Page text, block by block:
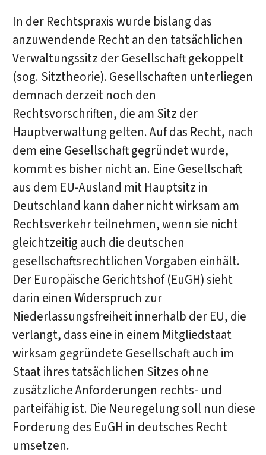
In der Rechtspraxis wurde bislang das
anzuwendende Recht an den tatsächlichen
Verwaltungssitz der Gesellschaft gekoppelt
(sog. Sitztheorie). Gesellschaften unterliegen
demnach derzeit noch den
Rechtsvorschriften, die am Sitz der
Hauptverwaltung gelten. Auf das Recht, nach
dem eine Gesellschaft gegründet wurde,
kommt es bisher nicht an. Eine Gesellschaft
aus dem EU-Ausland mit Hauptsitz in
Deutschland kann daher nicht wirksam am
Rechtsverkehr teilnehmen, wenn sie nicht
gleichtzeitig auch die deutschen
gesellschaftsrechtlichen Vorgaben einhält.
Der Europäische Gerichtshof (EuGH) sieht
darin einen Widerspruch zur
Niederlassungsfreiheit innerhalb der EU, die
verlangt, dass eine in einem Mitgliedstaat
wirksam gegründete Gesellschaft auch im
Staat ihres tatsächlichen Sitzes ohne
zusätzliche Anforderungen rechts- und
parteifähig ist. Die Neuregelung soll nun diese
Forderung des EuGH in deutsches Recht
umsetzen.